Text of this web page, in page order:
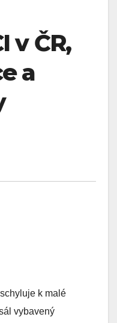
v ČR,
a
k malé
vybavený